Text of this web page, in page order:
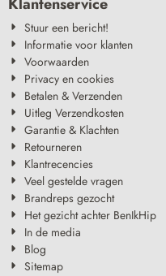
Stuur een bericht!
Informatie voor klanten
Voorwaarden
Privacy en cookies
Betalen & Verzenden
Uitleg Verzendkosten
Garantie & Klachten
Retourneren
Klantrecencies
Veel gestelde vragen
Brandreps gezocht
Het gezicht achter BenIkHip
In de media
Blog
Sitemap